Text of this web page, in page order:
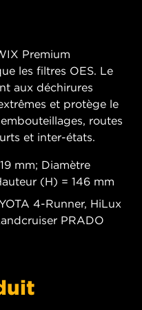
Premium
les filtres OES. Le
aux déchirures
et protège le
routes
et inter-états.
mm; Diamètre
(H) = 146 mm
4-Runner, HiLux
PRADO